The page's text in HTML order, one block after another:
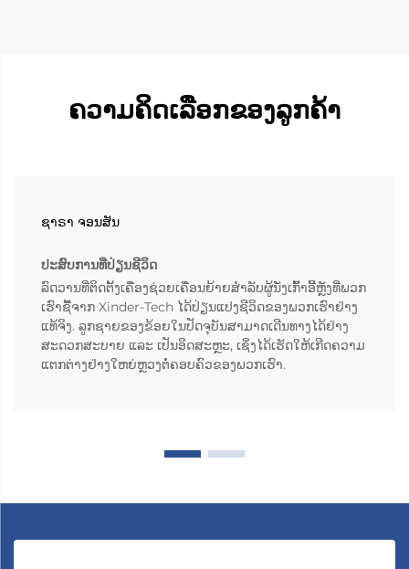
ຄວາມຄິດເລືອກຂອງລູກຄ້າ
ຊາຣາ ຈອນສັນ
ປະສົບການທີ່ປ່ຽນຊີວິດ
ລົດວານທີ່ຕິດຕັ້ງເຄື່ອງຊ່ວຍເຄື່ອນຍ້າຍສຳລັບຜູ້ນັ່ງເກົ້າອີ້ຫຼັງທີ່ພວກ
ເຮົາຊື້ຈາກ Xinder-Tech ໄດ້ປ່ຽນແປງຊີວິດຂອງພວກເຮົາຢ່າງ
ແທ້ຈິງ. ລູກຊາຍຂອງຂ້ອຍໃນປັດຈຸບັນສາມາດເດີນທາງໄດ້ຢ່າງ
ສະດວກສະບາຍ ແລະ ເປັນອິດສະຫຼະ, ເຊິ່ງໄດ້ເຮັດໃຫ້ເກີດຄວາມ
ແຕກຕ່າງຢ່າງໃຫຍ່ຫຼວງຕໍ່ຄອບຄົວຂອງພວກເຮົາ.